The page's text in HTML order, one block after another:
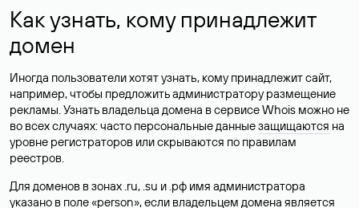
Как узнать, кому принадлежит
домен
Иногда пользователи хотят узнать, кому принадлежит сайт,
например, чтобы предложить администратору размещение
рекламы. Узнать владельца домена в сервисе Whois можно не
во всех случаях: часто персональные данныезащищаются на
уровне регистраторов или скрываются по правилам
реестров.
Для доменов в зонах .ru, .su и .рф имя администратора
указано в поле «person», если владельцем домена является